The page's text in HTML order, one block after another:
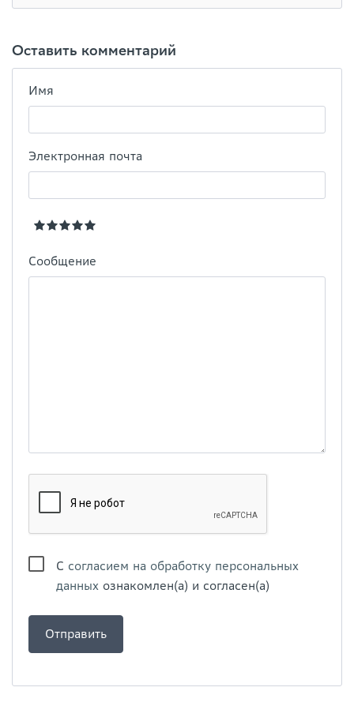
Оставить комментарий
Имя
Электронная почта
Сообщение
С согласием на обработку персональных
данных ознакомлен(а) и согласен(а)